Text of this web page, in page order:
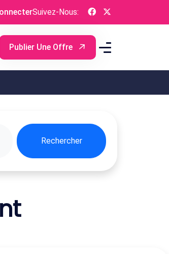
Suivez-Nous:
Publier Une Offre
Rechercher